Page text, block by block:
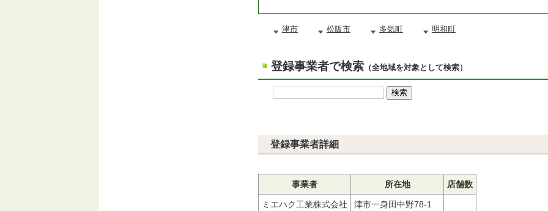
津市 松阪市 多気町 明和町
登録事業者で検索 （全地域を対象として検索）
登録事業者詳細
事業者 所在地 店舗数
ミエハク工業株式会社 津市一身田中野78-1